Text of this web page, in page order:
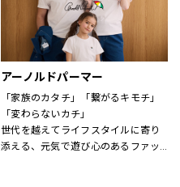
アーノルドパーマー
「家族のカタチ」「繋がるキモチ」
「変わらないカチ」
世代を越えてライフスタイルに寄り
添える、元気で遊び心のあるファッ